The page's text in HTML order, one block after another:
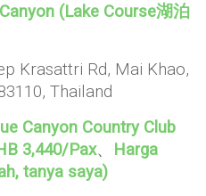
(Lake Course湖泊
Krasattri Rd, Mai Khao,
Thailand
Canyon Country Club
3,440/Pax、 Harga
tanya saya)